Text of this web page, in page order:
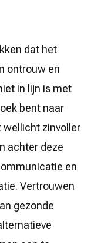
dat het
ontrouw en
in lijn is met
bent naar
wellicht zinvoller
achter deze
en
Vertrouwen
gezonde